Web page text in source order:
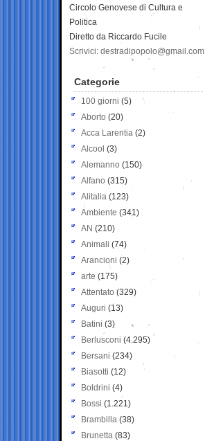
Circolo Genovese di Cultura e
Politica
Diretto da Riccardo Fucile
Scrivici: destradipopolo@gmail.com
Categorie
100 giorni (5)
Aborto (20)
Acca Larentia (2)
Alcool (3)
Alemanno (150)
Alfano (315)
Alitalia (123)
Ambiente (341)
AN (210)
Animali (74)
Arancioni (2)
arte (175)
Attentato (329)
Auguri (13)
Batini (3)
Berlusconi (4.295)
Bersani (234)
Biasotti (12)
Boldrini (4)
Bossi (1.221)
Brambilla (38)
Brunetta (83)